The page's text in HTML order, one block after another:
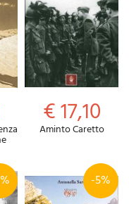
€ 17,10
Aminto Caretto
-5%